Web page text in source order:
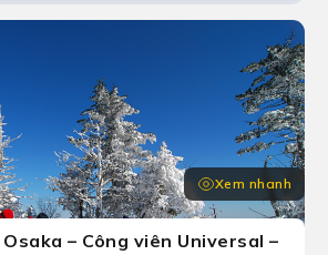
Xem nhanh
– Công viên Universal –